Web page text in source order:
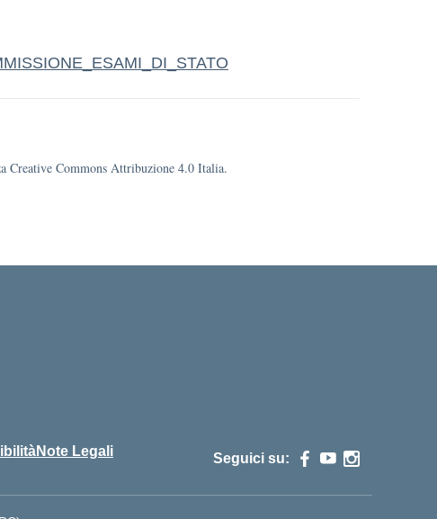
Creative Commons Attribuzione 4.0 Italia.
Note Legali Seguici su: